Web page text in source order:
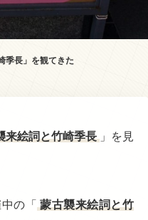
季長」を観てきた
来絵詞と竹崎季長 」を見
の「 蒙古襲来絵詞と竹